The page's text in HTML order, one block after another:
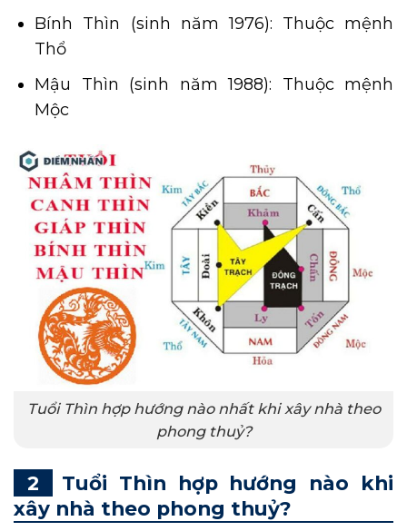
Bính Thìn (sinh năm 1976): Thuộc mệnh
Thổ
Mậu Thìn (sinh năm 1988): Thuộc mệnh
Mộc
Tuổi Thìn hợp hướng nào nhất khi xây nhà theo
phong thuỷ?
Tuổi Thìn hợp hướng nào khi
xây nhà theo phong thuỷ?